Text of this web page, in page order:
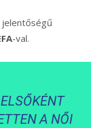
-val.
A NŐI